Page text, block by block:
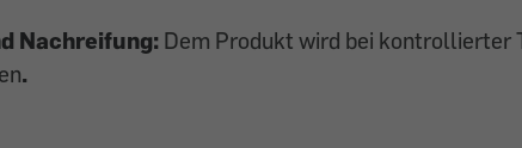
Nachreifung: Dem Produkt wird bei kontrollierter
.